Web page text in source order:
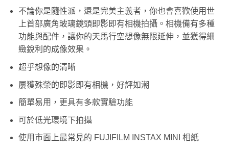
不論你是隨性派，還是完美主義者，你也會喜歡使用世
上首部廣角玻璃鏡頭即影即有相機拍攝。相機備有多種
功能與配件，讓你的天馬行空想像無限延伸，並獲得細
緻銳利的成像效果。
超乎想像的清晰
屢獲殊榮的即影即有相機，好評如潮
簡單易用，更具有多款實驗功能
可於低光環境下拍攝
使用市面上最常見的 FUJIFILM INSTAX MINI 相紙